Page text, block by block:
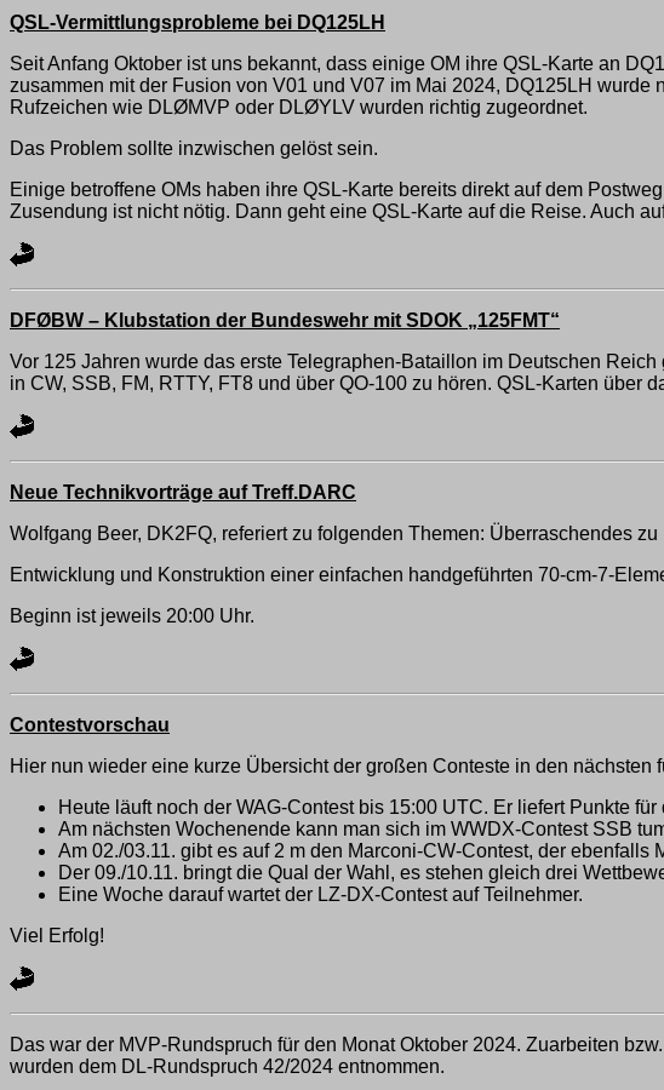
QSL-Vermittlungsprobleme bei DQ125LH
Seit Anfang Oktober ist uns bekannt, dass einige OM ihre QSL-Karte an
zusammen mit der Fusion von V01 und V07 im Mai 2024, DQ125LH
Rufzeichen wie DLØMVP oder DLØYLV wurden richtig zugeordnet.
Das Problem sollte inzwischen gelöst sein.
Einige betroffene OMs haben ihre QSL-Karte bereits direkt auf dem
Zusendung ist nicht nötig. Dann geht eine QSL-Karte auf die Reise. Auch
DFØBW – Klubstation der Bundeswehr mit SDOK „125FMT“
Vor 125 Jahren wurde das erste Telegraphen-Bataillon im Deutschen
in CW, SSB, FM, RTTY, FT8 und über QO-100 zu hören. QSL-Karten
Neue Technikvorträge auf Treff.DARC
Wolfgang Beer, DK2FQ, referiert zu folgenden Themen: Überraschendes
Entwicklung und Konstruktion einer einfachen handgeführten 70-cm-7-
Beginn ist jeweils 20:00 Uhr.
Contestvorschau
Hier nun wieder eine kurze Übersicht der großen Conteste in den nächsten
Heute läuft noch der WAG-Contest bis 15:00 UTC. Er liefert Punkte
Am nächsten Wochenende kann man sich im WWDX-Contest SSB
Am 02./03.11. gibt es auf 2 m den Marconi-CW-Contest, der ebenfalls
Der 09./10.11. bringt die Qual der Wahl, es stehen gleich drei
Eine Woche darauf wartet der LZ-DX-Contest auf Teilnehmer.
Viel Erfolg!
Das war der MVP-Rundspruch für den Monat Oktober 2024. Zuarbeiten
wurden dem DL-Rundspruch 42/2024 entnommen.